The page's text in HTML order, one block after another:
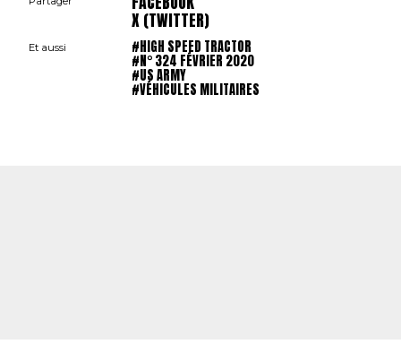
X (TWITTER)
Et aussi #HIGH SPEED TRACTOR
#N° 324 FÉVRIER 2020
#US ARMY
#VÉHICULES MILITAIRES